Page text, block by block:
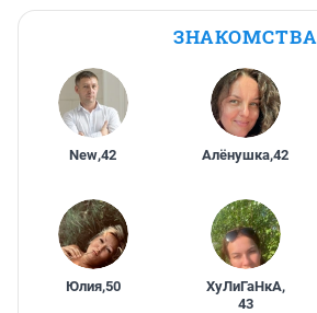
ЗНАКОМСТВА
New,42 Алёнушка,42
Юлия,50 ХуЛиГаНкА,
43